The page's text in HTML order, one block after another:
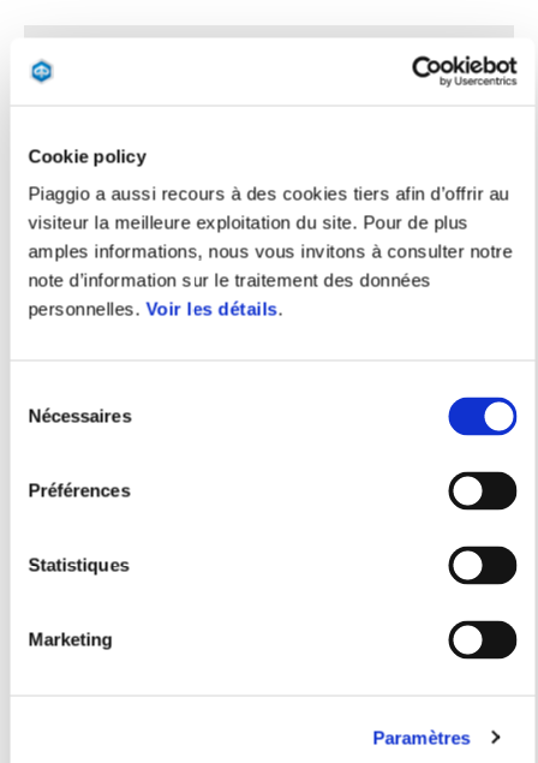
Cookie policy
Piaggio a aussi recours à des cookies tiers afin d’offrir au
visiteur la meilleure exploitation du site. Pour de plus
amples informations, nous vous invitons à consulter notre
note d’information sur le traitement des données
personnelles. Voir les détails.
Nécessaires
Préférences
Statistiques
Marketing
Paramètres